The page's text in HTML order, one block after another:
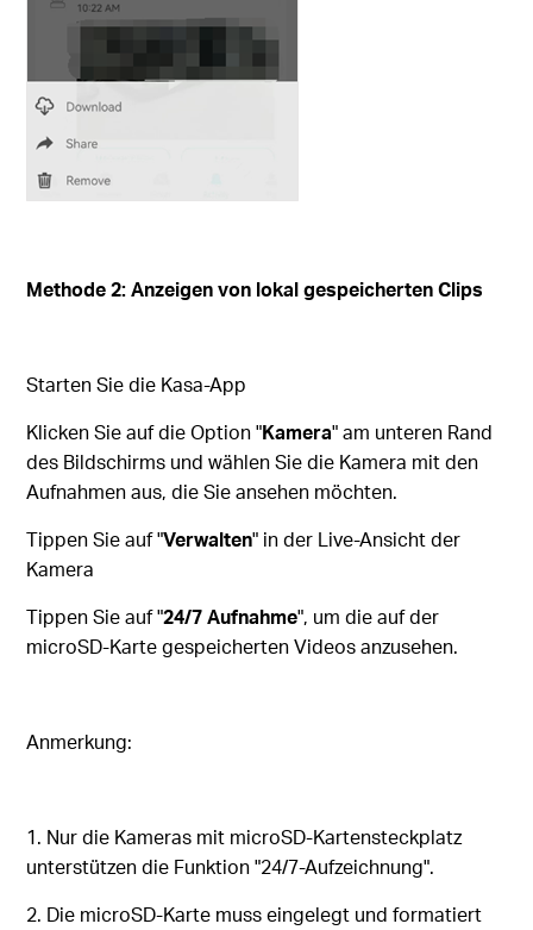
Methode 2: Anzeigen von lokal gespeicherten Clips
Starten Sie die Kasa-App
Klicken Sie auf die Option "Kamera" am unteren Rand
des Bildschirms und wählen Sie die Kamera mit den
Aufnahmen aus, die Sie ansehen möchten.
Tippen Sie auf "Verwalten" in der Live-Ansicht der
Kamera
Tippen Sie auf "24/7 Aufnahme", um die auf der
microSD-Karte gespeicherten Videos anzusehen.
Anmerkung:
1. Nur die Kameras mit microSD-Kartensteckplatz
unterstützen die Funktion "24/7-Aufzeichnung".
2. Die microSD-Karte muss eingelegt und formatiert